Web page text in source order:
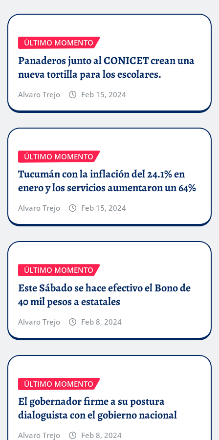
ÚLTIMO MOMENTO
Panaderos junto al CONICET crean una
nueva tortilla para los escolares.
Alvaro Trejo Feb 15, 2024
ÚLTIMO MOMENTO
Tucumán con la inflación del 24.1% en
enero y los servicios aumentaron un 64%
Alvaro Trejo Feb 15, 2024
ÚLTIMO MOMENTO
Este Sábado se hace efectivo el Bono de
40 mil pesos a estatales
Alvaro Trejo Feb 8, 2024
ÚLTIMO MOMENTO
El gobernador firme a su postura
dialoguista con el gobierno nacional
Alvaro Trejo Feb 8, 2024